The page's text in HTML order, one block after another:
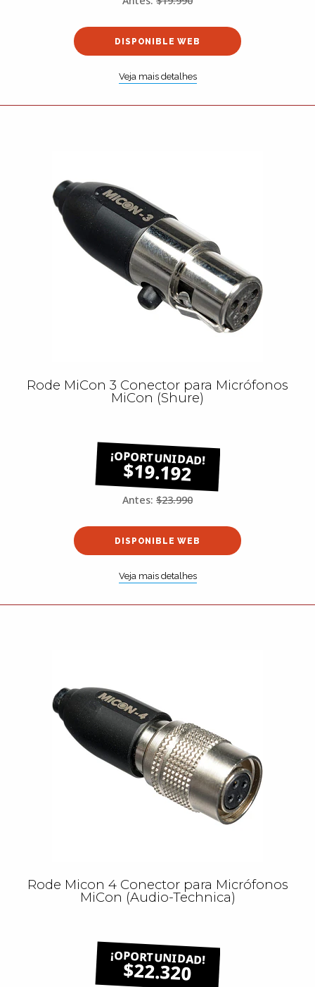
DISPONIBLE WEB
Veja mais detalhes
Rode MiCon 3 Conector para Micrófonos
MiCon (Shure)
$19.192
Antes: $23.990
DISPONIBLE WEB
Veja mais detalhes
Rode Micon 4 Conector para Micrófonos
MiCon (Audio-Technica)
$22.320